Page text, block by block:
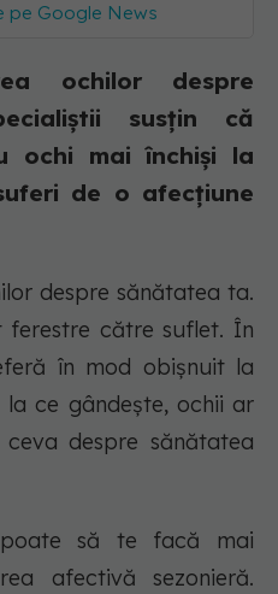
pe Google News
ochilor despre
susțin că
ochi mai închiși la
de o afecțiune
despre sănătatea ta.
ferestre către suflet. În
în mod obișnuit la
ce gândește, ochii ar
despre sănătatea
să te facă mai
afectivă sezonieră.